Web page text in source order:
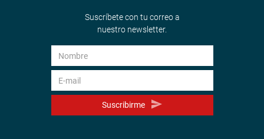
Suscríbete con tu correo a
nuestro newsletter.
Suscribirme